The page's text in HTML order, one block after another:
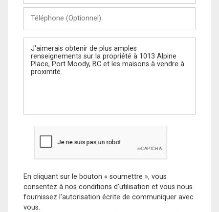
(Optionnel)
Message
En cliquant sur le bouton « soumettre », vous
consentez à nos conditions d'utilisation et vous nous
fournissez l'autorisation écrite de communiquer avec
vous.